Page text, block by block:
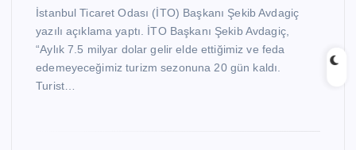
İstanbul Ticaret Odası (İTO) Başkanı Şekib Avdagiç
yazılı açıklama yaptı. İTO Başkanı Şekib Avdagiç,
“Aylık 7.5 milyar dolar gelir elde ettiğimiz ve feda
edemeyeceğimiz turizm sezonuna 20 gün kaldı.
Turist…